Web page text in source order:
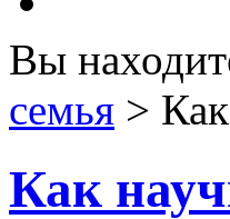
Вы
семья >
Как